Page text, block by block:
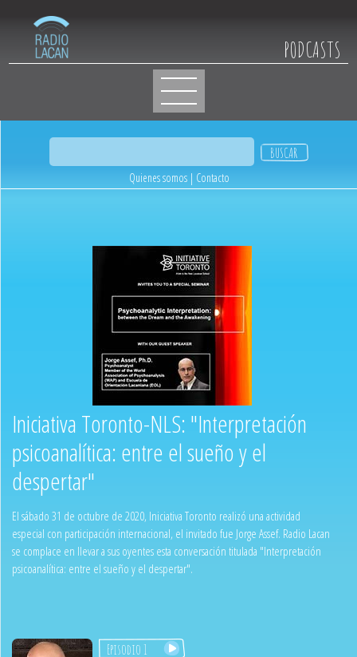
PODCASTS
Quienes somos| Contacto
Iniciativa Toronto-NLS: "Interpretación
psicoanalítica: entre el sueño y el
despertar"
El sábado 31 de octubre de 2020, Iniciativa Toronto realizó una actividad
especial con participación internacional, el invitado fue Jorge Assef. Radio Lacan
se complace en llevar a sus oyentes esta conversación titulada "Interpretación
psicoanalítica: entre el sueño y el despertar".
Episodio 1